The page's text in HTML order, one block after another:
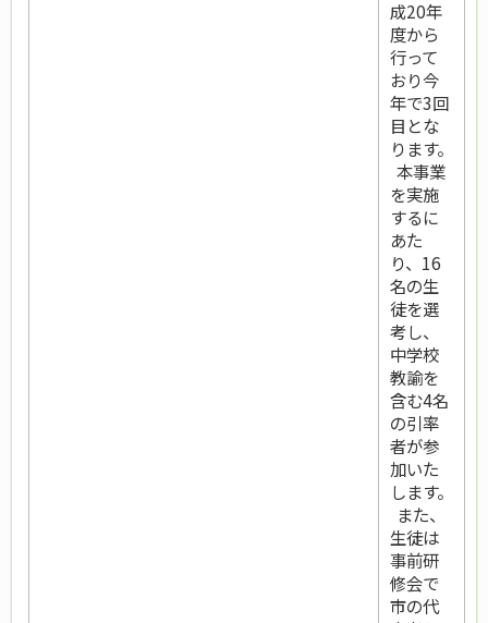
成20年
度から
行って
おり今
年で3回
目とな
ります。
本事業
を実施
するに
あた
り、16
名の生
徒を選
考し、
中学校
教諭を
含む4名
の引率
者が参
加いた
します。
また、
生徒は
事前研
修会で
市の代